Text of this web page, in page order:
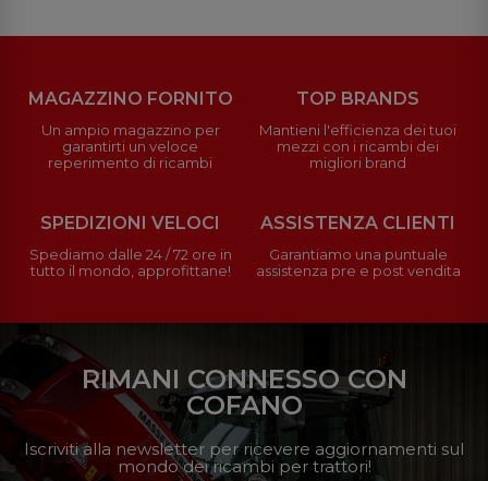
MAGAZZINO FORNITO
Un ampio magazzino per
garantirti un veloce
reperimento di ricambi
TOP BRANDS
Mantieni l'efficienza dei tuoi
mezzi con i ricambi dei
migliori brand
SPEDIZIONI VELOCI
Spediamo dalle 24 / 72 ore in
tutto il mondo, approfittane!
ASSISTENZA CLIENTI
Garantiamo una puntuale
assistenza pre e post vendita
RIMANI CONNESSO CON
COFANO
Iscriviti alla newsletter per ricevere aggiornamenti sul
mondo dei ricambi per trattori!